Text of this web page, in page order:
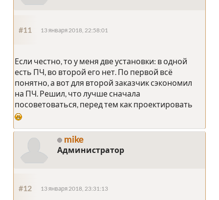
#11 13 января 2018, 22:58:01
Если честно, то у меня две установки: в одной
есть ПЧ, во второй его нет. По первой всё
понятно, а вот для второй заказчик сэкономил
на ПЧ. Решил, что лучше сначала
посоветоваться, перед тем как проектировать
mike
Администратор
#12 13 января 2018, 23:31:13